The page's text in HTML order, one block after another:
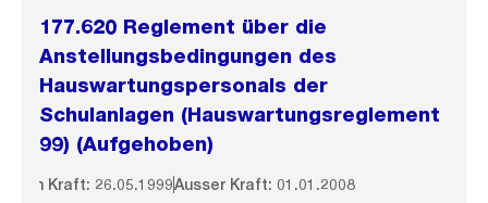
177.620 Reglement über die
Anstellungsbedingungen des
Hauswartungspersonals der
Schulanlagen (Hauswartungsreglement
99) (Aufgehoben)
In Kraft: 26.05.1999Ausser Kraft: 01.01.2008